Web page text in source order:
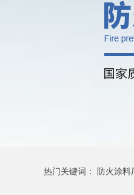
热门关键词： 防火涂料